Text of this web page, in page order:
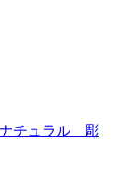
チュラル 彫